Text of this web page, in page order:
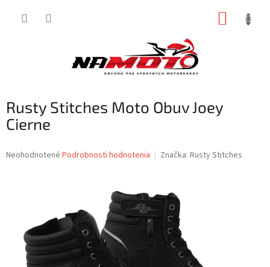
Rusty Stitches Moto Obuv Joey
Cierne
Priemerné
hviezdičiek.
Neohodnotené Podrobnosti hodnotenia Značka: Rusty Stitches